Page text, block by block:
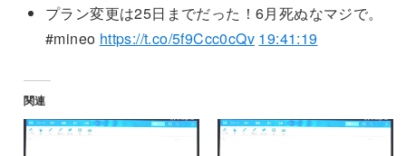
プラン変更は25日までだった！6月死ぬなマジで。
#mineo https://t.co/5f9Ccc0cQv 19:41:19
関連